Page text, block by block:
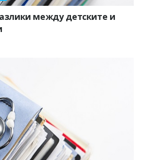
между детските и